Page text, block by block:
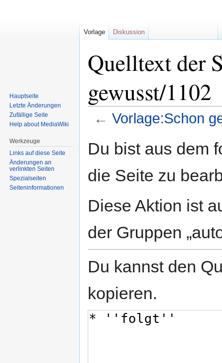
Quelltext der
gewusst/1102
← Vorlage:Schon
Navigation
Suche
Du bist aus dem
die Seite zu
Diese Aktion ist
der Gruppen
Du kannst den
kopieren.
Vorlage Diskussion
Hauptseite
Letzte Änderungen
Zufällige Seite
Help about MediaWiki
Werkzeuge
Links auf diese Seite
Änderungen an
verlinkten Seiten
Spezialseiten
Seiten­informationen